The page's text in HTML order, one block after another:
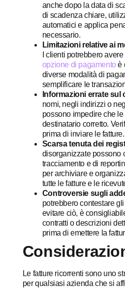
anche dopo la data di
di scadenza chiare,
automatici e applica
necessario.
Limitazioni relative ai
I clienti potrebbero
opzione di pagamentoè
diverse modalità di
semplificare le
Informazioni errate sul
nomi, negli indirizzi o
possono impedire che le
destinatario corretto.
prima di inviare le fatture.
Scarsa tenuta dei
disorganizzate possono
tracciamento e di
per archiviare e
tutte le fatture e le
Controversie sugli
potrebbero contestare
evitare ciò, è
contratti o descrizioni
prima di emettere la
Le fatture ricorrenti sono uno
per qualsiasi azienda che si